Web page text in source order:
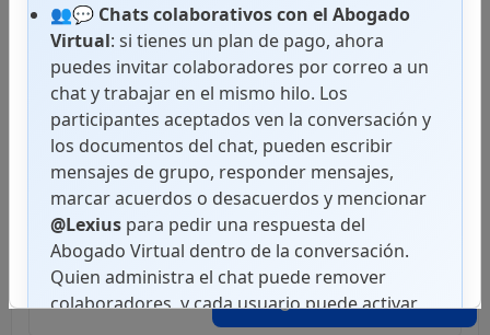
Abogado Virtual
👥💬 Chats colaborativos con el Abogado
Virtual: si tienes un plan de pago, ahora
puedes invitar colaboradores por correo a un
chat y trabajar en el mismo hilo. Los
participantes aceptados ven la conversación y
los documentos del chat, pueden escribir
mensajes de grupo, responder mensajes,
marcar acuerdos o desacuerdos y mencionar
@Lexius para pedir una respuesta del
Abogado Virtual dentro de la conversación.
Quien administra el chat puede remover
colaboradores, y cada usuario puede activar
notificaciones push en superficies
Leyes
Reglamentos
Decretos